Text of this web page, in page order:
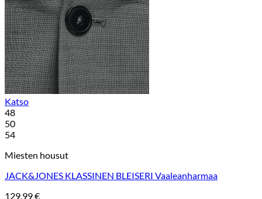
Katso
48
50
54
Miesten housut
JACK&JONES KLASSINEN BLEISERI Vaaleanharmaa
129,99€